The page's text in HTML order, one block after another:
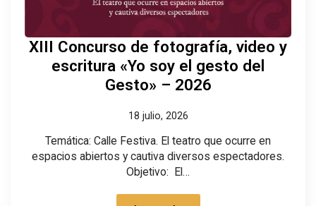
XIII Concurso de fotografía, video y
escritura «Yo soy el gesto del
Gesto» – 2026
18 julio, 2026
Temática: Calle Festiva. El teatro que ocurre en
espacios abiertos y cautiva diversos espectadores.
Objetivo: El…